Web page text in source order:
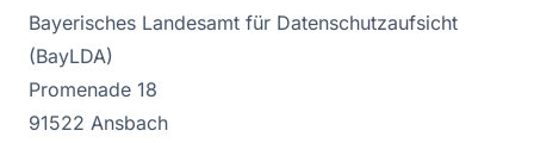
Bayerisches Landesamt für Datenschutzaufsicht
(BayLDA)
Promenade 18
91522 Ansbach